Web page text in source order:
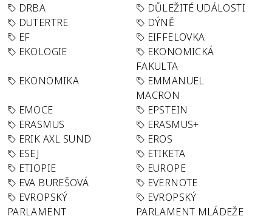
DRBA
DŮLEŽITÉ UDÁLOSTI
DUTERTRE
DÝNĚ
EF
EIFFELOVKA
EKOLOGIE
EKONOMICKÁ
FAKULTA
EKONOMIKA
EMMANUEL
MACRON
EMOCE
EPSTEIN
ERASMUS
ERASMUS+
ERIK AXL SUND
EROS
ESEJ
ETIKETA
ETIOPIE
EUROPE
EVA BUREŠOVÁ
EVERNOTE
EVROPSKÝ
PARLAMENT
EVROPSKÝ
PARLAMENT MLÁDEŽE